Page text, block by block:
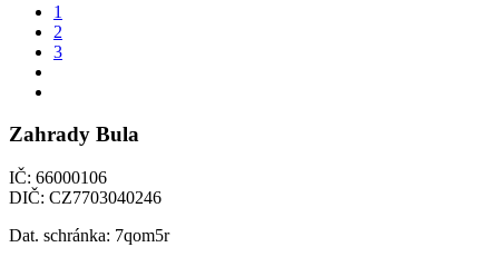
1
2
3
Zahrady Bula
IČ: 66000106
DIČ: CZ7703040246
Dat. schránka: 7qom5r